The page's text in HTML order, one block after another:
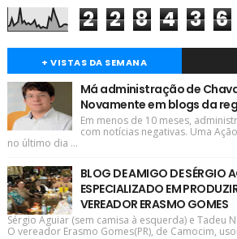
2 2 8 4 3 6
+ VISTAS DA SEMANA
Má administração de
Novamente em blogs da
Em menos de 10 meses,
com notícias negativas. Uma
no último dia ...
BLOG DE AMIGO DE SÉRGIO
ESPECIALIZADO EM
VEREADOR ERASMO GOMES
Sérgio Aguiar (sem camisa à esquerda) e Tadeu
O vereador Erasmo Gomes(PR), de Camocim,